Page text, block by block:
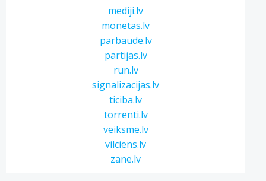
mediji.lv
monetas.lv
parbaude.lv
partijas.lv
run.lv
signalizacijas.lv
ticiba.lv
torrenti.lv
veiksme.lv
vilciens.lv
zane.lv